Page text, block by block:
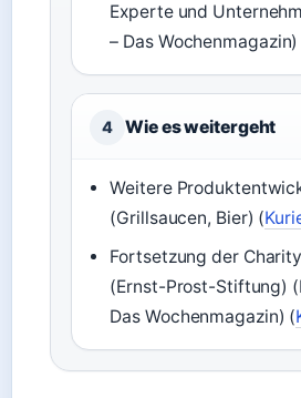
Experte und
– Das Wochenmagazin)
4 Wie es weitergeht
Weitere
(Grillsaucen, Bier) (
Fortsetzung der
(Ernst-Prost-Stiftung)
Das Wochenmagazin) (